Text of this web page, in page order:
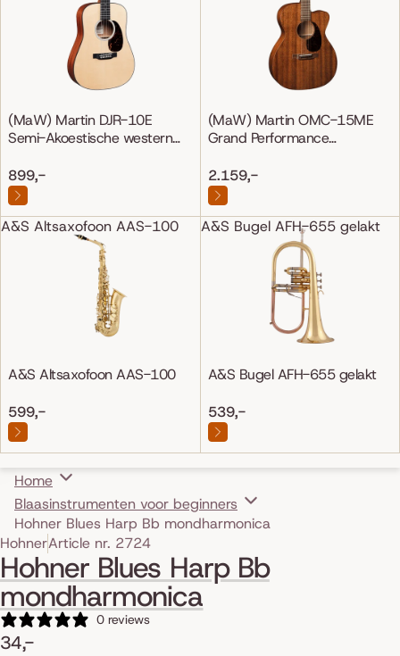
(MaW) Martin DJR-10E
Semi-Akoestische western
899,-
(MaW) Martin OMC-15ME
Grand Performance
2.159,-
A&S Altsaxofoon AAS-100
A&S Altsaxofoon AAS-100
599,-
A&S Bugel AFH-655 gelakt
A&S Bugel AFH-655 gelakt
539,-
Home
Blaasinstrumenten voor beginners
Hohner Blues Harp Bb mondharmonica
Skip to product information
HohnerArticle nr. 2724
Hohner Blues Harp Bb
mondharmonica
0 reviews
34,-